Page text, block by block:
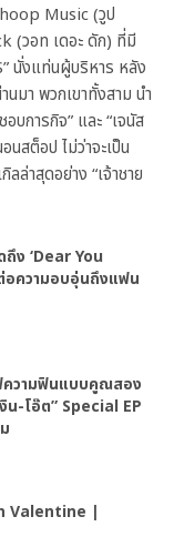
Music (วูป
(วอท เดอะ ดัก) ที่มี
นั่งแท่นผู้บริหาร หลัง
นมา พวกเขาทั้งสาม นำ
บการกิจ” และ “เจนัส
สต็อป ไม่ว่าจะเป็น
ล่าสุดอย่าง “เจ้าชาย
ง ‘Dear You
อความอบอุ่นถึงแฟน
ความฟินแบบคูณสอง
น-โอ๊ต” Special EP
Valentine |